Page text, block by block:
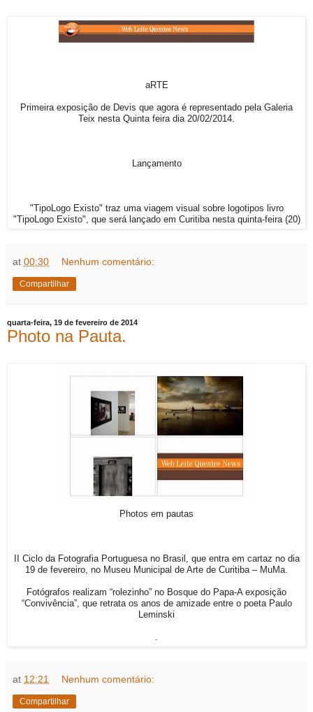
aRTE
Primeira exposição de Devis que agora é representado pela Galeria
Teix nesta Quinta feira dia 20/02/2014.
Lançamento
"TipoLogo Existo" traz uma viagem visual sobre logotipos livro
"TipoLogo Existo", que será lançado em Curitiba nesta quinta-feira (20)
at 00:30 Nenhum comentário:
Compartilhar
quarta-feira, 19 de fevereiro de 2014
Photo na Pauta.
Photos em pautas
II Ciclo da Fotografia Portuguesa no Brasil, que entra em cartaz no dia
19 de fevereiro, no Museu Municipal de Arte de Curitiba – MuMa.
Fotógrafos realizam “rolezinho” no Bosque do Papa-A exposição
“Convivência”, que retrata os anos de amizade entre o poeta Paulo
Leminski
at 12:21 Nenhum comentário:
Compartilhar